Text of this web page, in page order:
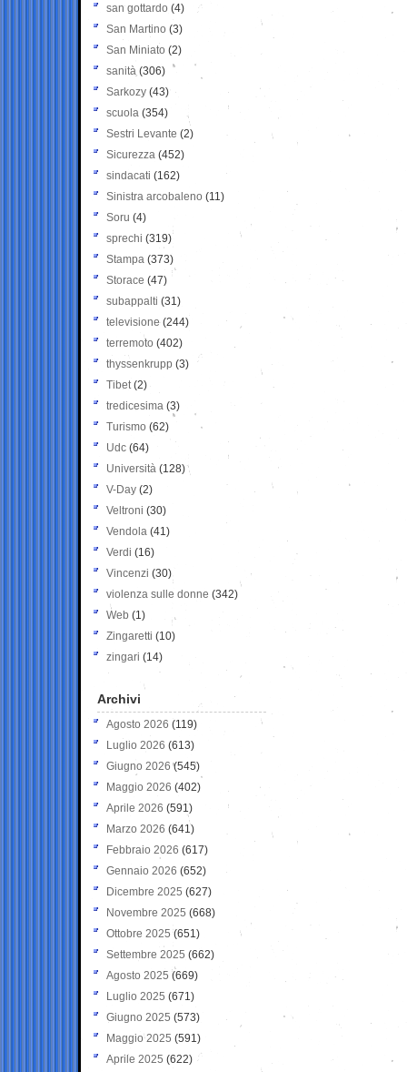
san gottardo (4)
San Martino (3)
San Miniato (2)
sanità (306)
Sarkozy (43)
scuola (354)
Sestri Levante (2)
Sicurezza (452)
sindacati (162)
Sinistra arcobaleno (11)
Soru (4)
sprechi (319)
Stampa (373)
Storace (47)
subappalti (31)
televisione(244)
terremoto (402)
thyssenkrupp (3)
Tibet(2)
tredicesima (3)
Turismo (62)
Udc (64)
Università (128)
V-Day (2)
Veltroni (30)
Vendola (41)
Verdi (16)
Vincenzi (30)
violenza sulle donne (342)
Web (1)
Zingaretti (10)
zingari (14)
Archivi
Agosto 2026 (119)
Luglio 2026 (613)
Giugno 2026 (545)
Maggio 2026 (402)
Aprile 2026 (591)
Marzo 2026 (641)
Febbraio 2026 (617)
Gennaio 2026 (652)
Dicembre 2025 (627)
Novembre 2025 (668)
Ottobre 2025 (651)
Settembre 2025 (662)
Agosto 2025 (669)
Luglio 2025 (671)
Giugno 2025 (573)
Maggio 2025 (591)
Aprile 2025 (622)